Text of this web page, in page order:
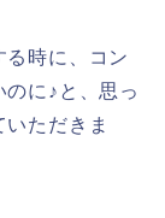
時に、コン
に♪と、思っ
ただきま